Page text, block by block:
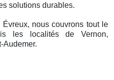
solutions durables.
Évreux, nous couvrons tout le
les localités de Vernon,
Audemer.